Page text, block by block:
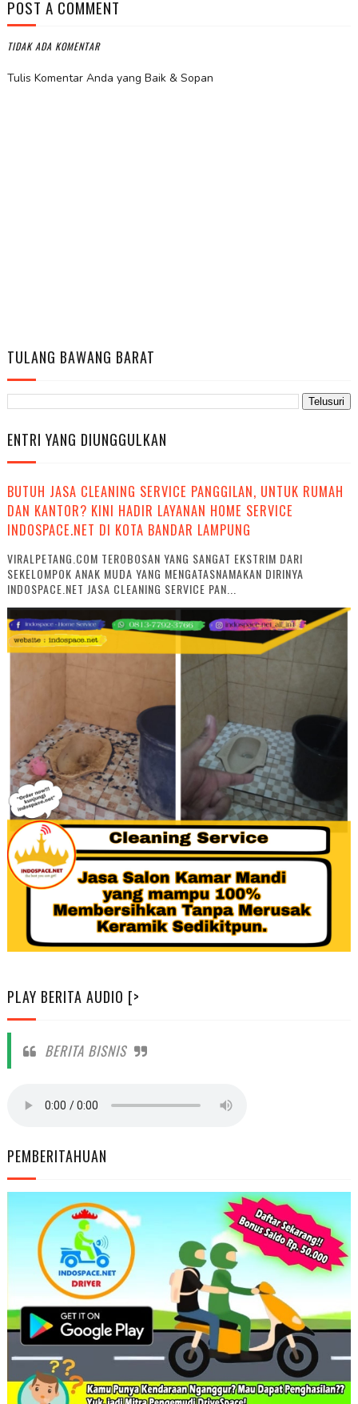
POST A COMMENT
TIDAK ADA KOMENTAR
Tulis Komentar Anda yang Baik & Sopan
TULANG BAWANG BARAT
ENTRI YANG DIUNGGULKAN
BUTUH JASA CLEANING SERVICE PANGGILAN, UNTUK RUMAH
DAN KANTOR? KINI HADIR LAYANAN HOME SERVICE
INDOSPACE.NET DI KOTA BANDAR LAMPUNG
VIRALPETANG.COM TEROBOSAN YANG SANGAT EKSTRIM DARI
SEKELOMPOK ANAK MUDA YANG MENGATASNAMAKAN DIRINYA
INDOSPACE.NET JASA CLEANING SERVICE PAN...
PLAY BERITA AUDIO [>
BERITA BISNIS
PEMBERITAHUAN